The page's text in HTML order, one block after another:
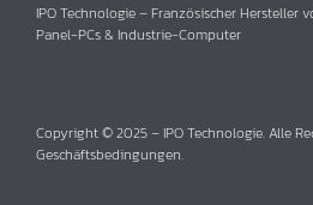
IPO Technologie – Französischer Hersteller
Panel-PCs & Industrie-Computer
Copyright © 2025 – IPO Technologie. Alle
Geschäftsbedingungen.